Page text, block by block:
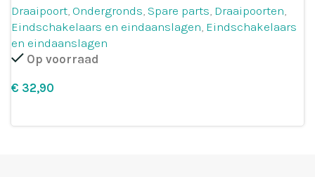
Draaipoort, Ondergronds, Spare parts, Draaipoorten,
Eindschakelaars en eindaanslagen, Eindschakelaars
en eindaanslagen
Op voorraad
€